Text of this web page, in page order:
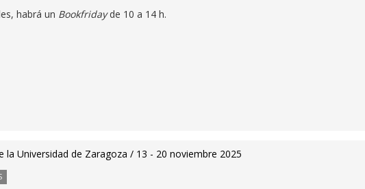
habrá un Bookfridayde 10 a 14 h.
la Universidad de Zaragoza / 13 - 20 noviembre 2025